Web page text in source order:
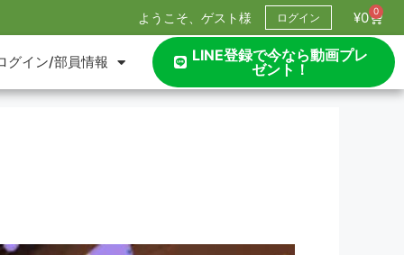
ようこそ、ゲスト様 ログイン ¥0 0
グイン/部員情報
LINE登録で今なら動画プレ
ゼント！